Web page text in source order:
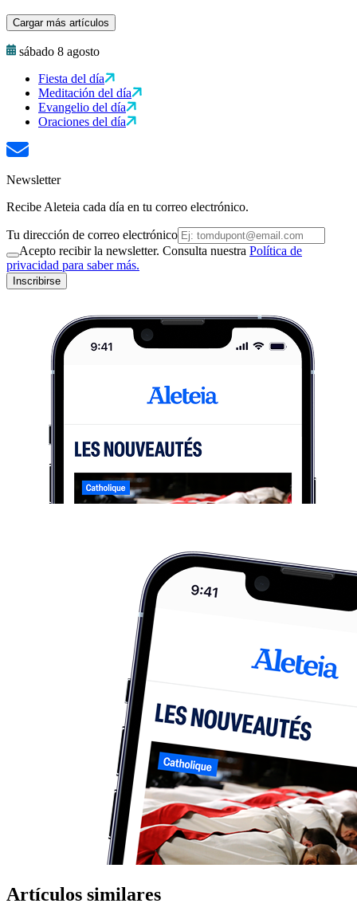
Cargar más artículos
sábado 8 agosto
Fiesta del día
Meditación del día
Evangelio del día
Oraciones del día
Newsletter
Recibe Aleteia cada día en tu correo electrónico.
Tu dirección de correo electrónico
Acepto recibir la newsletter. Consulta nuestra Política de
privacidad para saber más.
Inscribirse
Artículos similares